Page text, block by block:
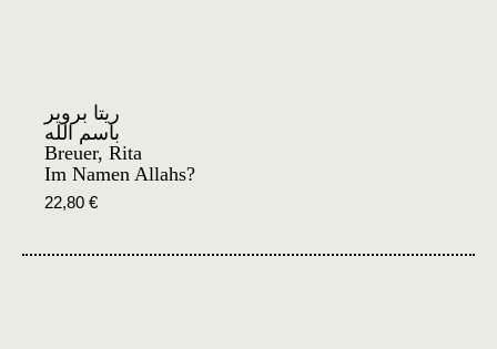
ريتا بروير
باسم الله
Breuer, Rita
Im Namen Allahs?
22,80 €